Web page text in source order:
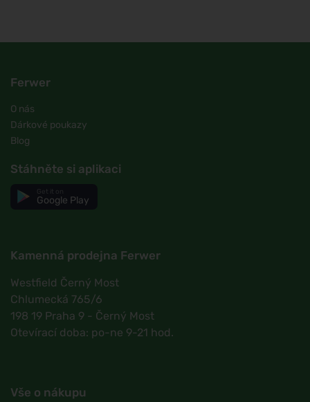
Ferwer
O nás
Dárkové poukazy
Blog
Stáhněte si aplikaci
Google Play
Kamenná prodejna Ferwer
Westfield Černý Most
Chlumecká 765/6
198 19 Praha 9 - Černý Most
Otevírací doba: po-ne 9-21 hod.
Vše o nákupu